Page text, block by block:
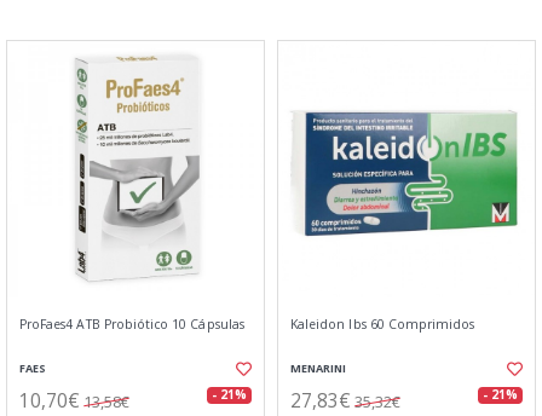
ProFaes4 ATB Probiótico 10 Cápsulas
FAES
10,70€ 13,58€ - 21%
Kaleidon Ibs 60 Comprimidos
MENARINI
27,83€ 35,32€ - 21%